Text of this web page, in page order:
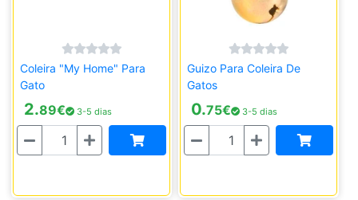
Coleira "My Home" Para
Gato
2.89€ 3-5 dias
Quantidade
Guizo Para Coleira De
Gatos
0.75€ 3-5 dias
Quantidade